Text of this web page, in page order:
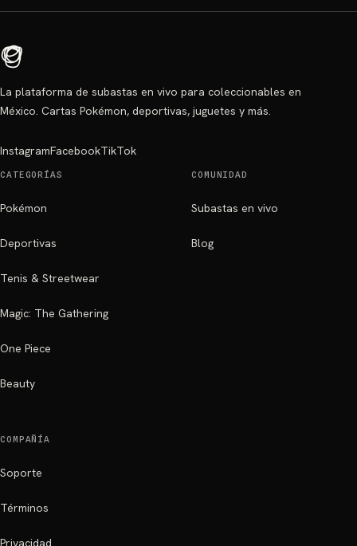
La plataforma de subastas en vivo para coleccionables en
México. Cartas Pokémon, deportivas, juguetes y más.
InstagramFacebookTikTok
CATEGORÍAS
Pokémon
Deportivas
Tenis & Streetwear
Magic: The Gathering
One Piece
Beauty
COMUNIDAD
Subastas en vivo
Blog
COMPAÑÍA
Soporte
Términos
Privacidad